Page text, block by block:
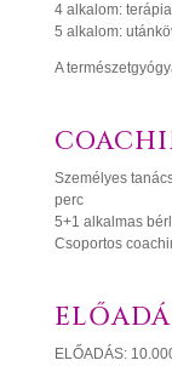
4 alkalom:
5 alkalom:
A
Személyes
perc
5+1
Csoportos
ELŐADÁS: